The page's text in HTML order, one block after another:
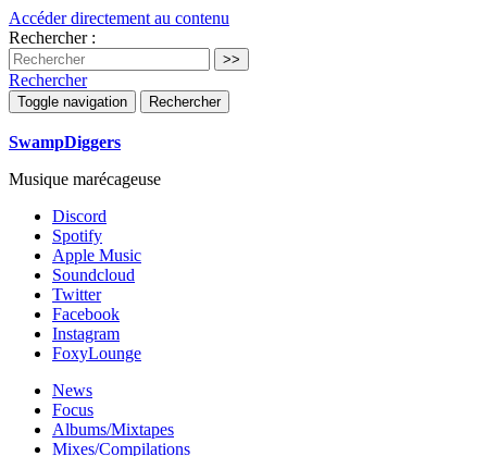
Accéder directement au contenu
Rechercher :
Rechercher
Toggle navigation Rechercher
SwampDiggers
Musique marécageuse
Discord
Spotify
Apple Music
Soundcloud
Twitter
Facebook
Instagram
FoxyLounge
News
Focus
Albums/Mixtapes
Mixes/Compilations